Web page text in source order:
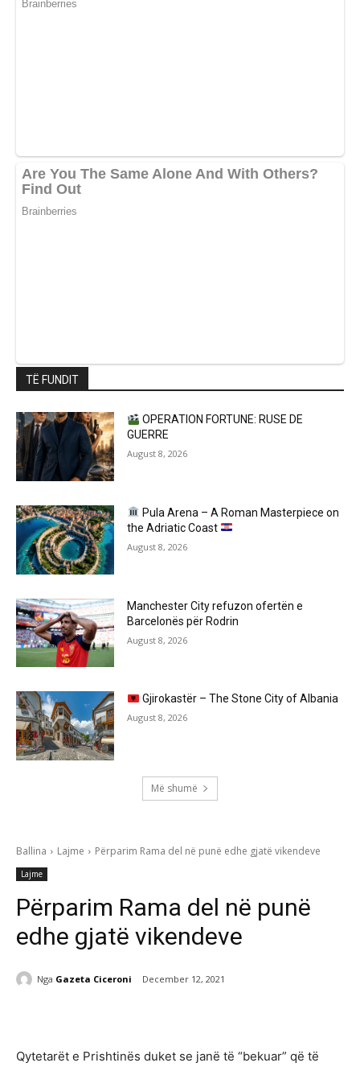
TË FUNDIT
OPERATION FORTUNE: RUSE DE
GUERRE
August 8, 2026
Pula Arena – A Roman Masterpiece on
the Adriatic Coast
August 8, 2026
Manchester City refuzon ofertën e
Barcelonës për Rodrin
August 8, 2026
Gjirokastër – The Stone City of Albania
August 8, 2026
Më shumë